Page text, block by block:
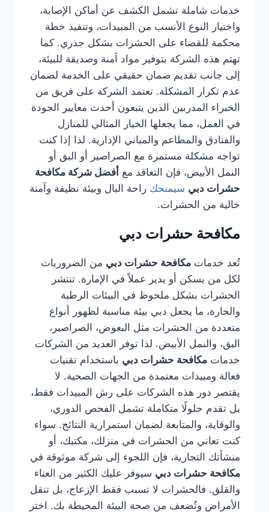
خدمات شاملة تشمل الكشف عن أماكن الإصابة،
واختيار النوع الأنسب من المبيدات، وتنفيذ خطة
محكمة للقضاء على الحشرات بشكل جذري. كما
تهتم هذه الشركة بتوفير مواد آمنة وصديقة للبيئة،
إلى جانب تقديم ضمان حقيقي على الخدمة لضمان
عدم تكرار المشكلة. تعتمد الشركة على فريق من
الخبراء المدربين الذين يتبعون أحدث معايير الجودة
في العمل، مما يجعلها الخيار المثالي للمنازل
والفنادق والمطاعم والمباني الإدارية. لذا إذا كنت
تواجه مشكلة مستمرة مع الصراصير أو البق أو
النمل الأبيض، فإن التعاقد مع أفضل شركة مكافحة
حشرات دبي سيمنحك راحة البال وبيئة نظيفة وآمنة
خالية من الحشرات.
مكافحة حشرات دبي
تُعد خدمات مكافحة حشرات دبي من الضروريات
لكل من يسكن أو يدير عملاً في الإمارة. تنتشر
الحشرات بشكل ملحوظ في البيئات الرطبة
والحارة، ما يجعل دبي بيئة مناسبة لظهور أنواع
متعددة من الحشرات مثل البعوض، الصراصير،
البق، والنمل الأبيض. لذا توفر العديد من الشركات
خدمات مكافحة حشرات دبي باستخدام تقنيات
فعالة ومبيدات معتمدة من الجهات الصحية. لا
يقتصر دور هذه الشركات على رش المبيدات فقط،
بل تقدم حلولًا متكاملة تشمل الفحص الدوري،
والوقاية، والمتابعة لضمان استمرارية النتائج. سواء
كنت تعاني من الحشرات في منزلك، مكتبك، أو
منشأتك التجارية، فإن اللجوء إلى شركة موثوقة في
مكافحة حشرات دبي سيوفر عليك الكثير من العناء
والقلق. فالحشرات لا تسبب فقط الإزعاج، بل تنقل
الأمراض وتُضعف من صحة البيئة المحيطة بك. اختر